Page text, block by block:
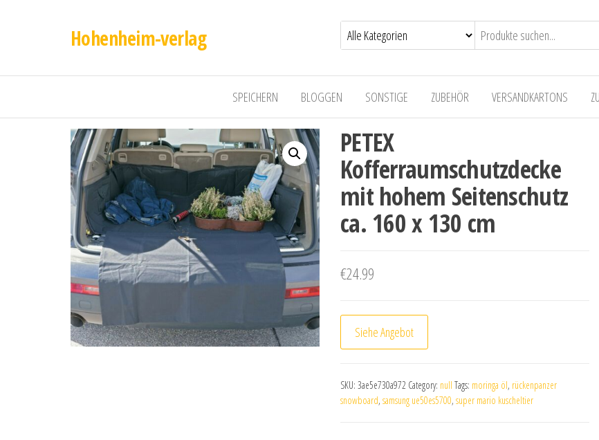
Hohenheim-verlag
SPEICHERN BLOGGEN SONSTIGE ZUBEHÖR VERSANDKARTONS
PETEX
Kofferraumschutzdecke
mit hohem Seitenschutz
ca. 160 x 130 cm
€24.99
Siehe Angebot
SKU: 3ae5e730a972 Category: null Tags: moringa öl, rückenpanzer
snowboard, samsung ue50es5700, super mario kuscheltier